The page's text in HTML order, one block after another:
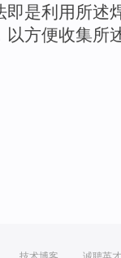
即是利用所述
以方便收集所